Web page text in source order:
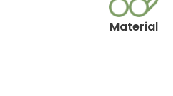
Material